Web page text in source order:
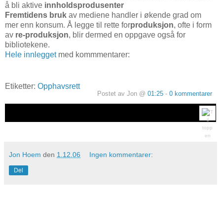
å bli aktive innholdsprodusenter
Fremtidens bruk av mediene handler i økende grad om
mer enn konsum. Å legge til rette forproduksjon, ofte i form
av re-produksjon, blir dermed en oppgave også for
bibliotekene.
Hele innleggetmed kommmentarer:
Etiketter: Opphavsrett
Postet av Jon @ 01:25 - 0 kommentarer
Jon Hoem den 1.12.06 Ingen kommentarer:
Del